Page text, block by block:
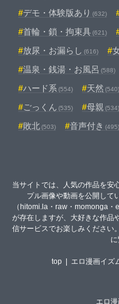
デモ・体験版あり (632)
首輪・鎖・拘束具(621)
放尿・お漏らし (616)
温泉・銭湯・お風呂 (588)
ハード系(554) 天然 (540)
ごっくん (535) 母親 (534)
敗北(503) 音声付き (495)
当サイトでは、人気の作品を安
プル画像や動画を公開して
（hitomi.la・raw・momonga
が存在しますが、大好きな作品
信サービスでお楽しみください
に
top エロ漫画イズ
エロ